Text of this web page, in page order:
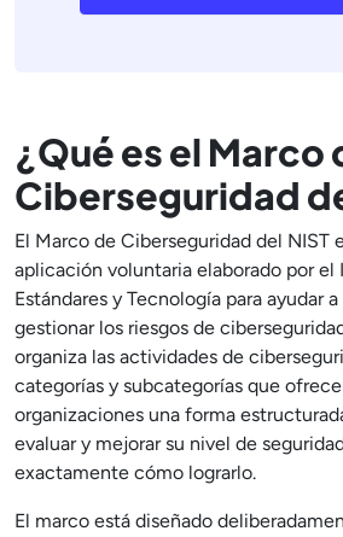
¿Qué es el Marco
Ciberseguridad
El Marco de Ciberseguridad del NIST
aplicación voluntaria elaborado por
Estándares y Tecnología para ayudar
gestionar los riesgos de
organiza las actividades de
categorías y subcategorías que
organizaciones una forma
evaluar y mejorar su nivel de
exactamente cómo lograrlo.
El marco está diseñado